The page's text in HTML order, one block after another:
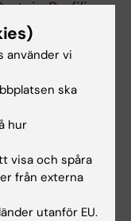
Profiling
Naive
John Paul
Reyes,
Rachael
Peter J.
doi:
använder vi
ska
hur
visa och spåra
från externa
utanför EU.